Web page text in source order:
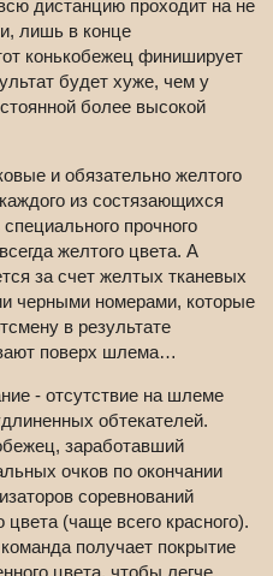
дистанцию проходит на не
лишь в конце
конькобежец финиширует
будет хуже, чем у
более высокой
и обязательно желтого
из состязающихся
прочного
желтого цвета. А
за счет желтых тканевых
черными номерами, которые
в результате
поверх шлема…
- отсутствие на шлеме
обтекателей.
заработавший
очков по окончании
соревнований
(чаще всего красного).
получает покрытие